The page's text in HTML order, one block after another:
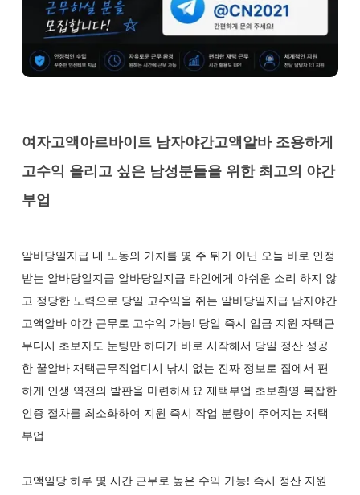
여자고액아르바이트 남자야간고액알바 조용하게
고수익 올리고 싶은 남성분들을 위한 최고의 야간
부업
알바당일지급 내 노동의 가치를 몇 주 뒤가 아닌 오늘 바로 인정
받는 알바당일지급 알바당일지급 타인에게 아쉬운 소리 하지 않
고 정당한 노력으로 당일 고수익을 쥐는 알바당일지급 남자야간
고액알바 야간 근무로 고수익 가능! 당일 즉시 입금 지원 자택근
무디시 초보자도 눈팅만 하다가 바로 시작해서 당일 정산 성공
한 꿀알바 재택근무직업디시 낚시 없는 진짜 정보로 집에서 편
하게 인생 역전의 발판을 마련하세요 재택부업 초보환영 복잡한
인증 절차를 최소화하여 지원 즉시 작업 분량이 주어지는 재택
부업
고액일당 하루 몇 시간 근무로 높은 수익 가능! 즉시 정산 지원